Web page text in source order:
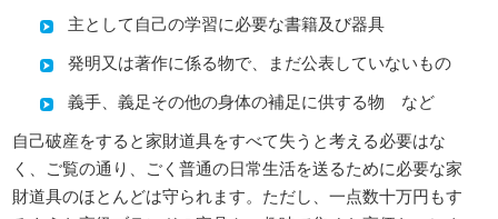
主として自己の学習に必要な書籍及び器具
発明又は著作に係る物で、まだ公表していないもの
義手、義足その他の身体の補足に供する物 など
自己破産をすると家財道具をすべて失うと考える必要はな
く、ご覧の通り、ごく普通の日常生活を送るために必要な家
財道具のほとんどは守られます。ただし、一点数十万円もす